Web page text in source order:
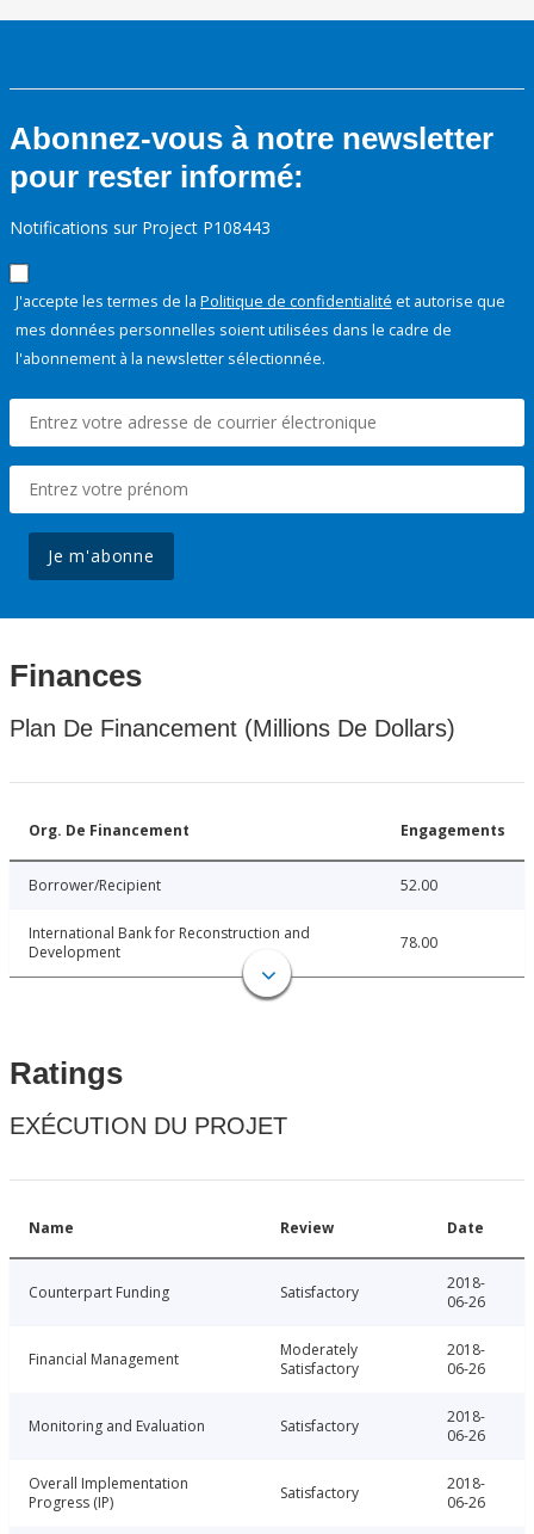
Abonnez-vous à notre newsletter
pour rester informé:
Notifications sur Project P108443
J'accepte les termes de la Politique de confidentialité et autorise que
mes données personnelles soient utilisées dans le cadre de
l'abonnement à la newsletter sélectionnée.
Je m'abonne
Finances
Plan De Financement (Millions De Dollars)
Org. De Financement Engagements
Borrower/Recipient 52.00
International Bank for Reconstruction and
Development
78.00
Ratings
EXÉCUTION DU PROJET
Name Review Date
Counterpart Funding Satisfactory
2018-
06-26
Financial Management
Moderately
Satisfactory
2018-
06-26
Monitoring and Evaluation Satisfactory
2018-
06-26
Overall Implementation
Progress (IP)
Satisfactory
2018-
06-26